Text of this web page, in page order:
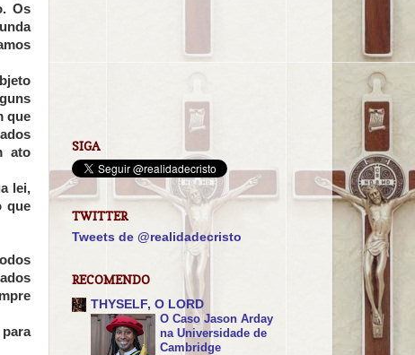
Os
que
ato
lei,
que
SIGA
TWITTER
Tweets de @realidadecristo
RECOMENDO
THYSELF, O LORD
O Caso Jason Arday
na Universidade de
Cambridge